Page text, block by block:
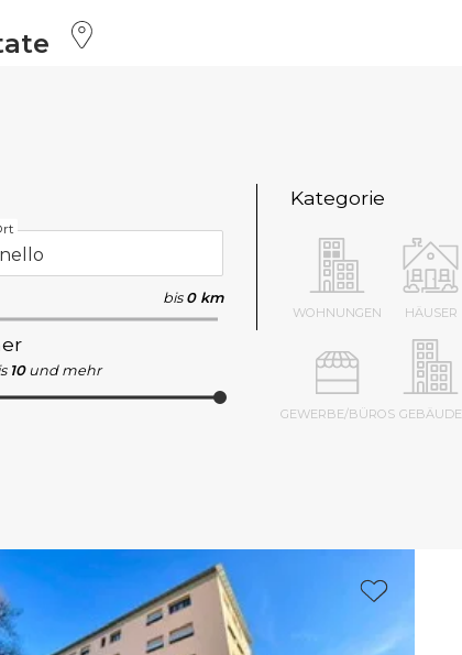
bis 0 km
Kategorie
WOHNUNGEN HÄUSER
GEWERBE/BÜROS GEBÄUDE
10 und mehr